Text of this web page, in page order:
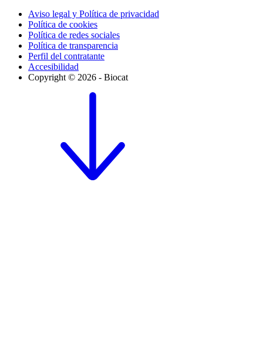
Aviso legal y Política de privacidad
Política de cookies
Política de redes sociales
Política de transparencia
Perfil del contratante
Accesibilidad
Copyright © 2026 - Biocat